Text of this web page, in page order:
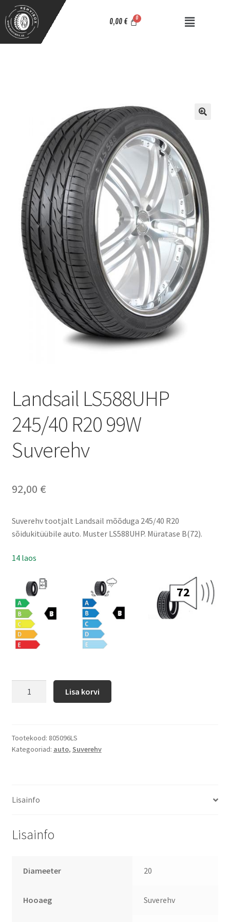
0,00 €
Landsail LS588UHP
245/40 R20 99W
Suverehv
92,00 €
Suverehv tootjalt Landsail mõõduga 245/40 R20
sõidukitüübile auto. Muster LS588UHP. Müratase B(72).
14 laos
72
Lisa korvi
Tootekood: 805096LS
Kategooriad: auto, Suverehv
Lisainfo
Lisainfo
Diameeter 20
Hooaeg Suverehv